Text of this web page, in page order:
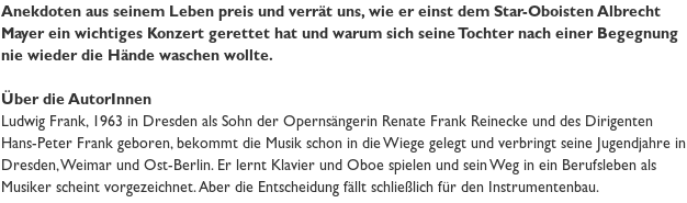
Anekdoten aus seinem Leben preis und verrät uns, wie er einst dem Star-Oboisten Albrecht
Mayer ein wichtiges Konzert gerettet hat und warum sich seine Tochter nach einer Begegnung
nie wieder die Hände waschen wollte.
Über die AutorInnen
Ludwig Frank, 1963 in Dresden als Sohn der Opernsängerin Renate Frank Reinecke und des Dirigenten
Hans-Peter Frank geboren, bekommt die Musik schon in die Wiege gelegt und verbringt seine Jugendjahre in
Dresden, Weimar und Ost-Berlin. Er lernt Klavier und Oboe spielen und sein Weg in ein Berufsleben als
Musiker scheint vorgezeichnet. Aber die Entscheidung fällt schließlich für den Instrumentenbau.